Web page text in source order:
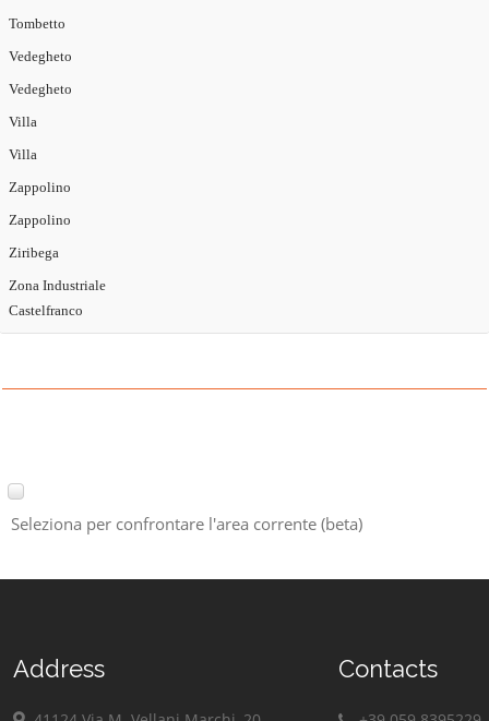
Tombetto
Vedegheto
Vedegheto
Villa
Villa
Zappolino
Zappolino
Ziribega
Zona Industriale
Castelfranco
Seleziona per confrontare l'area corrente (beta)
Address Contacts